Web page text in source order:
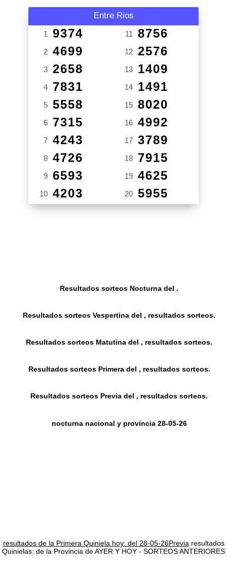
Entre Rios
1 9374
2 4699
3 2658
4 7831
5 5558
6 7315
7 4243
8 4726
9 6593
10 4203
11 8756
12 2576
13 1409
14 1491
15 8020
16 4992
17 3789
18 7915
19 4625
20 5955
Resultados sorteos Nocturna del .
Resultados sorteos Vespertina del , resultados sorteos.
Resultados sorteos Matutina del , resultados sorteos.
Resultados sorteos Primera del , resultados sorteos.
Resultados sorteos Previa del , resultados sorteos.
nocturna nacional y provincia 28-05-26
resultados de la Primera Quiniela hoy: del 28-05-26Previa resultados
Quinielas: de la Provincia de AYER Y HOY - SORTEOS ANTERIORES